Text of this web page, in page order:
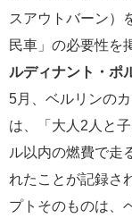
スアウトバーン）
民車」の必要性を
ルディナント・ポ
5月、ベルリンの
は、「大人2人と
ル以内の燃費で走
れたことが記録さ
プトそのものは、